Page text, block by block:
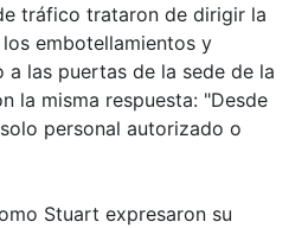
tráfico trataron de dirigir la
embotellamientos y
a las puertas de la sede de la
la misma respuesta: "Desde
personal autorizado o
Stuart expresaron su